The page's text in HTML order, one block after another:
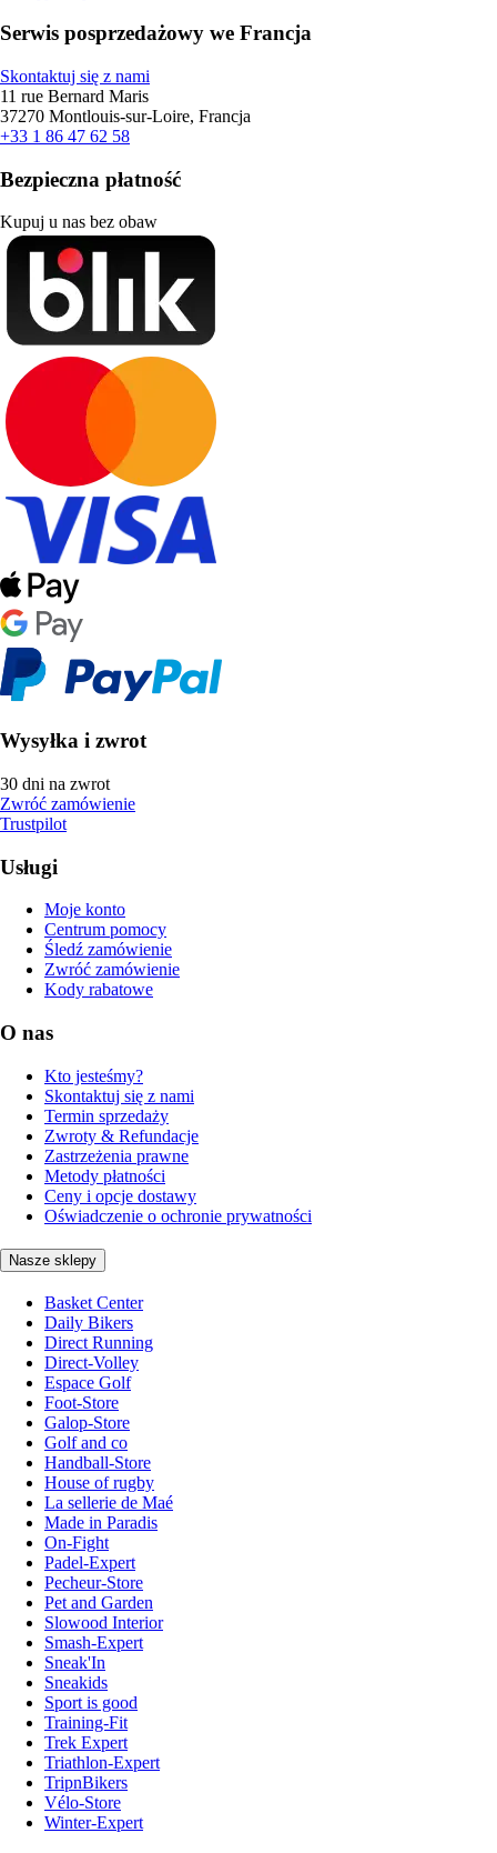
Serwis posprzedażowy we Francja
Skontaktuj się z nami
11 rue Bernard Maris
37270 Montlouis-sur-Loire, Francja
+33 1 86 47 62 58
Bezpieczna płatność
Kupuj u nas bez obaw
Wysyłka i zwrot
30 dni na zwrot
Zwróć zamówienie
Trustpilot
Usługi
Moje konto
Centrum pomocy
Śledź zamówienie
Zwróć zamówienie
Kody rabatowe
O nas
Kto jesteśmy?
Skontaktuj się z nami
Termin sprzedaży
Zwroty & Refundacje
Zastrzeżenia prawne
Metody płatności
Ceny i opcje dostawy
Oświadczenie o ochronie prywatności
Nasze sklepy
Basket Center
Daily Bikers
Direct Running
Direct-Volley
Espace Golf
Foot-Store
Galop-Store
Golf and co
Handball-Store
House of rugby
La sellerie de Maé
Made in Paradis
On-Fight
Padel-Expert
Pecheur-Store
Pet and Garden
Slowood Interior
Smash-Expert
Sneak'In
Sneakids
Sport is good
Training-Fit
Trek Expert
Triathlon-Expert
TripnBikers
Vélo-Store
Winter-Expert